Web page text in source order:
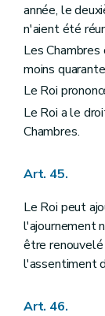
année, le
n'aient été
Les
moins
Le Roi
Le Roi a le
Chambres.
Art. 45.
Le Roi peut
l'ajournement
être renouvelé
l'assentiment
Art. 46.